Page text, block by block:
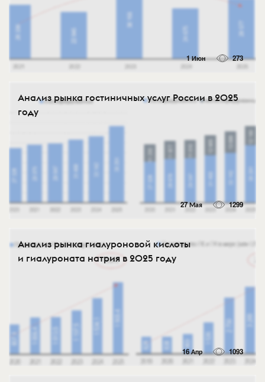
1 Июн 273
Анализ рынка гостиничных услуг России в 2025
году
27 Мая 1299
Анализ рынка гиалуроновой кислоты
и гиалуроната натрия в 2025 году
16 Апр 1093